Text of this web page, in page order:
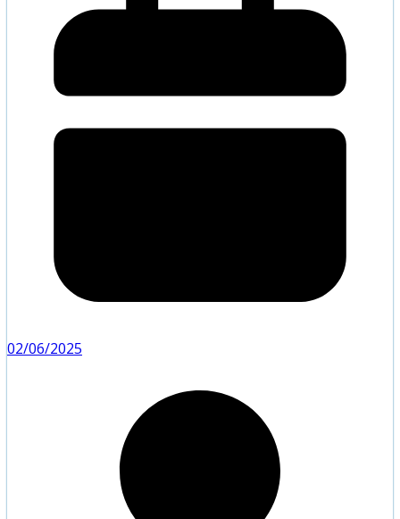
02/06/2025